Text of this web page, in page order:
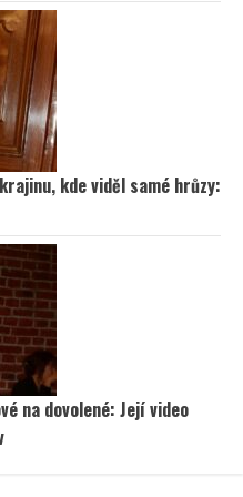
kde viděl samé hrůzy:
na dovolené: Její video